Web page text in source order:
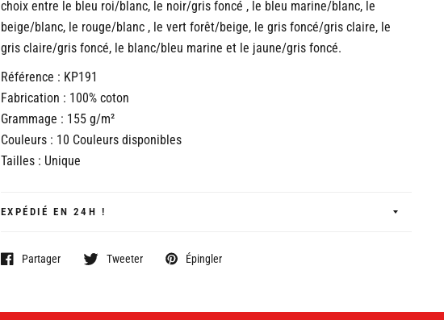
choix entre le bleu roi/blanc, le noir/gris foncé , le bleu marine/blanc, le
beige/blanc, le rouge/blanc , le vert forêt/beige, le gris foncé/gris claire, le
gris claire/gris foncé, le blanc/bleu marine et le jaune/gris foncé.
Référence : KP191
Fabrication : 100% coton
Grammage : 155 g/m²
Couleurs : 10 Couleurs disponibles
Tailles : Unique
EXPÉDIÉ EN 24H !
Partager Tweeter Épingler